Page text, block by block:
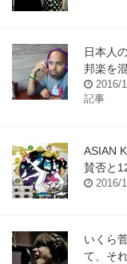
日本人
邦楽を
2016/
記事
ASIAN
賛否と
2016/
いくら
て、そ